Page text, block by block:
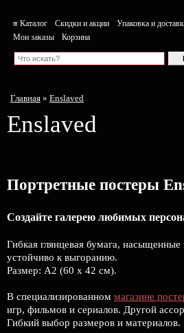
≡ Каталог Скидки и акции Упаковка и
Мои заказы
Корзина
Главная » Enslaved
Enslaved
Портретные постеры
Создайте галерею любимых
Гибкая глянцевая бумага,
устойчиво к выгоранию.
Размер: А2 (60 х 42 см).
В специализированном магазине
игр, фильмов и сериалов. Другой
Гибкий выбор размеров и материалов.